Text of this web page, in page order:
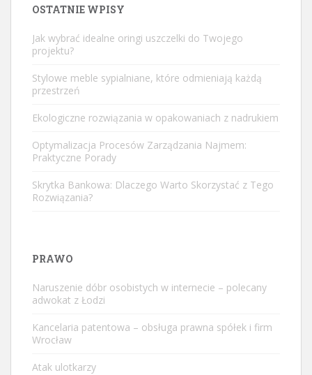
OSTATNIE WPISY
Jak wybrać idealne oringi uszczelki do Twojego
projektu?
Stylowe meble sypialniane, które odmieniają każdą
przestrzeń
Ekologiczne rozwiązania w opakowaniach z nadrukiem
Optymalizacja Procesów Zarządzania Najmem:
Praktyczne Porady
Skrytka Bankowa: Dlaczego Warto Skorzystać z Tego
Rozwiązania?
PRAWO
Naruszenie dóbr osobistych w internecie – polecany
adwokat z Łodzi
Kancelaria patentowa – obsługa prawna spółek i firm
Wrocław
Atak ulotkarzy